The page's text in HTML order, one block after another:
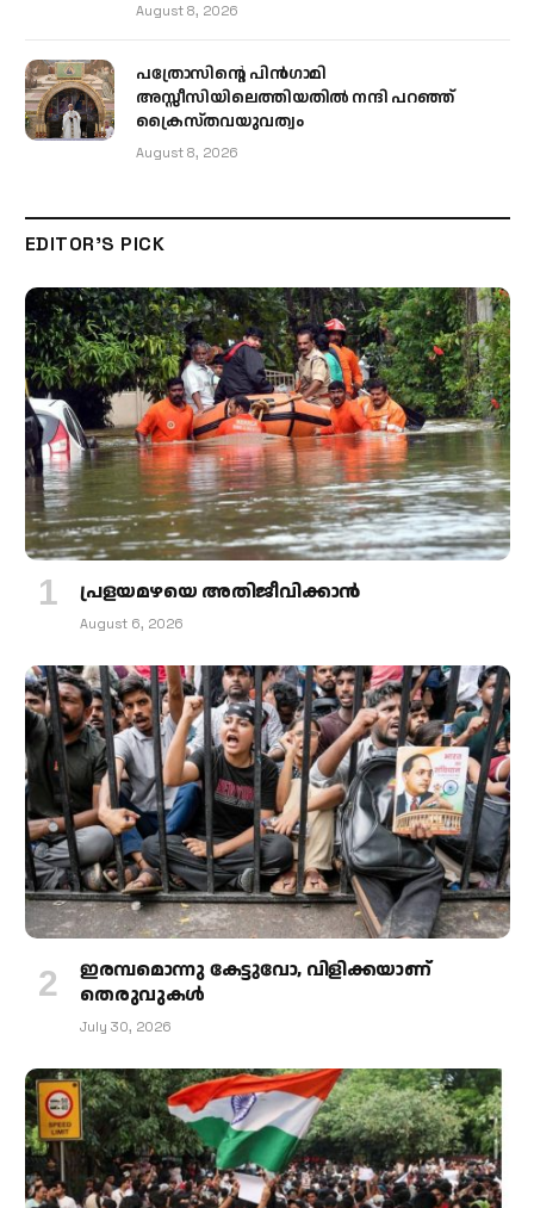
August 8, 2026
പത്രോസിന്റെ പിൻഗാമി
അസ്സീസിയിലെത്തിയതിൽ നന്ദി പറഞ്ഞ്
ക്രൈസ്തവയുവത്വം
August 8, 2026
EDITOR'S PICK
പ്രളയമഴയെ അതിജീവിക്കാന്‍
August 6, 2026
ഇരമ്പമൊന്നു കേട്ടുവോ, വിളിക്കയാണ്
തെരുവുകള്‍
July 30, 2026